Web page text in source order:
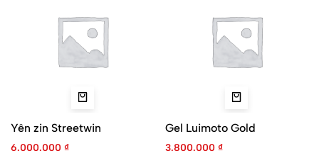
Yên zin Streetwin
6.000.000 ₫
Gel Luimoto Gold
3.800.000 ₫